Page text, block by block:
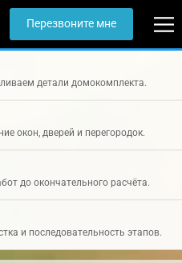
Перезвоните мне
детали домокомплекта.
окон, дверей и перегородок.
до окончательного расчёта.
и последовательность этапов.